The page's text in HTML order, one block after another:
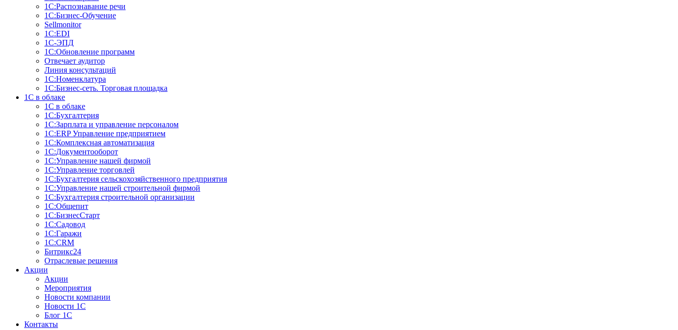
1С:Распознавание речи
1С:Бизнес-Обучение
Sellmonitor
1С:EDI
1С-ЭПД
1С:Обновление программ
Отвечает аудитор
Линия консультаций
1С:Номенклатура
1С:Бизнес-сеть. Торговая площадка
1С в облаке
1С в облаке
1С:Бухгалтерия
1С:Зарплата и управление персоналом
1С:ERP Управление предприятием
1С:Комплексная автоматизация
1С:Документооборот
1С:Управление нашей фирмой
1С:Управление торговлей
1С:Бухгалтерия сельскохозяйственного предприятия
1С:Управление нашей строительной фирмой
1С:Бухгалтерия строительной организации
1С:Общепит
1С:БизнеcСтарт
1С:Садовод
1С:Гаражи
1С:CRM
Битрикс24
Отраслевые решения
Акции
Акции
Мероприятия
Новости компании
Новости 1С
Блог 1С
Контакты